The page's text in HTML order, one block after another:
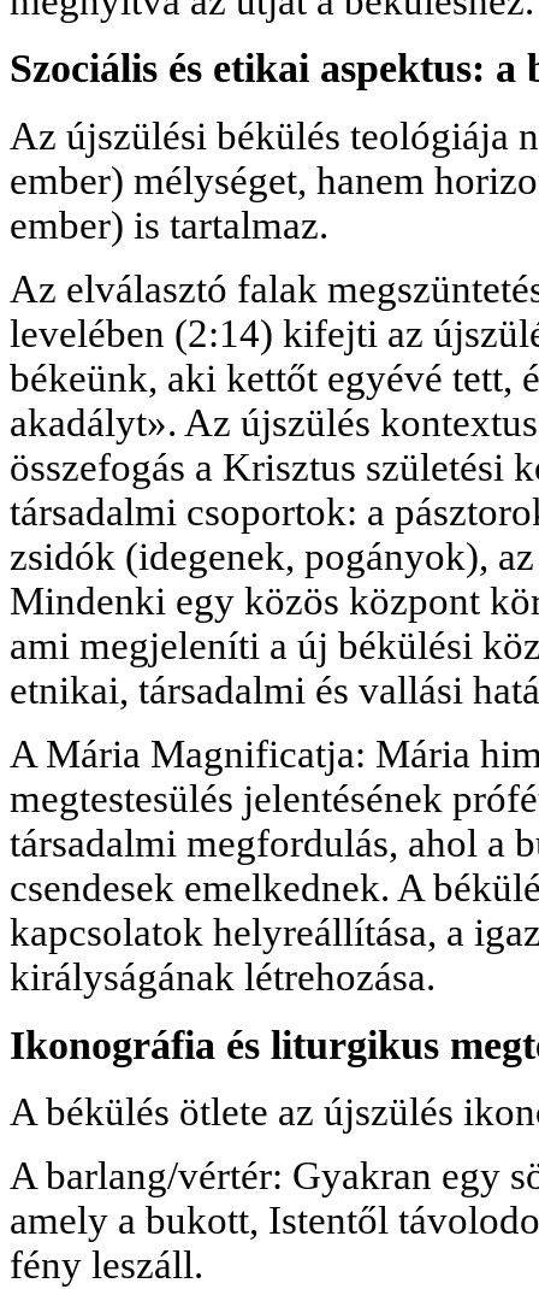
Szociális és etikai aspektus:
Az újszülési békülés teológiája
ember) mélységet, hanem
ember) is tartalmaz.
Az elválasztó falak
levelében (2:14) kifejti az
békeünk, aki kettőt egyévé tett,
akadályt». Az újszülés
összefogás a Krisztus születési
társadalmi csoportok: a
zsidók (idegenek, pogányok),
Mindenki egy közös központ
ami megjeleníti a új békülési
etnikai, társadalmi és vallási
A Mária Magnificatja: Mária
megtestesülés jelentésének
társadalmi megfordulás, ahol a
csendesek emelkednek. A
kapcsolatok helyreállítása, a
királyságának létrehozása.
Ikonográfia és liturgikus
A békülés ötlete az újszülés
A barlang/vértér: Gyakran egy
amely a bukott, Istentől
fény leszáll.